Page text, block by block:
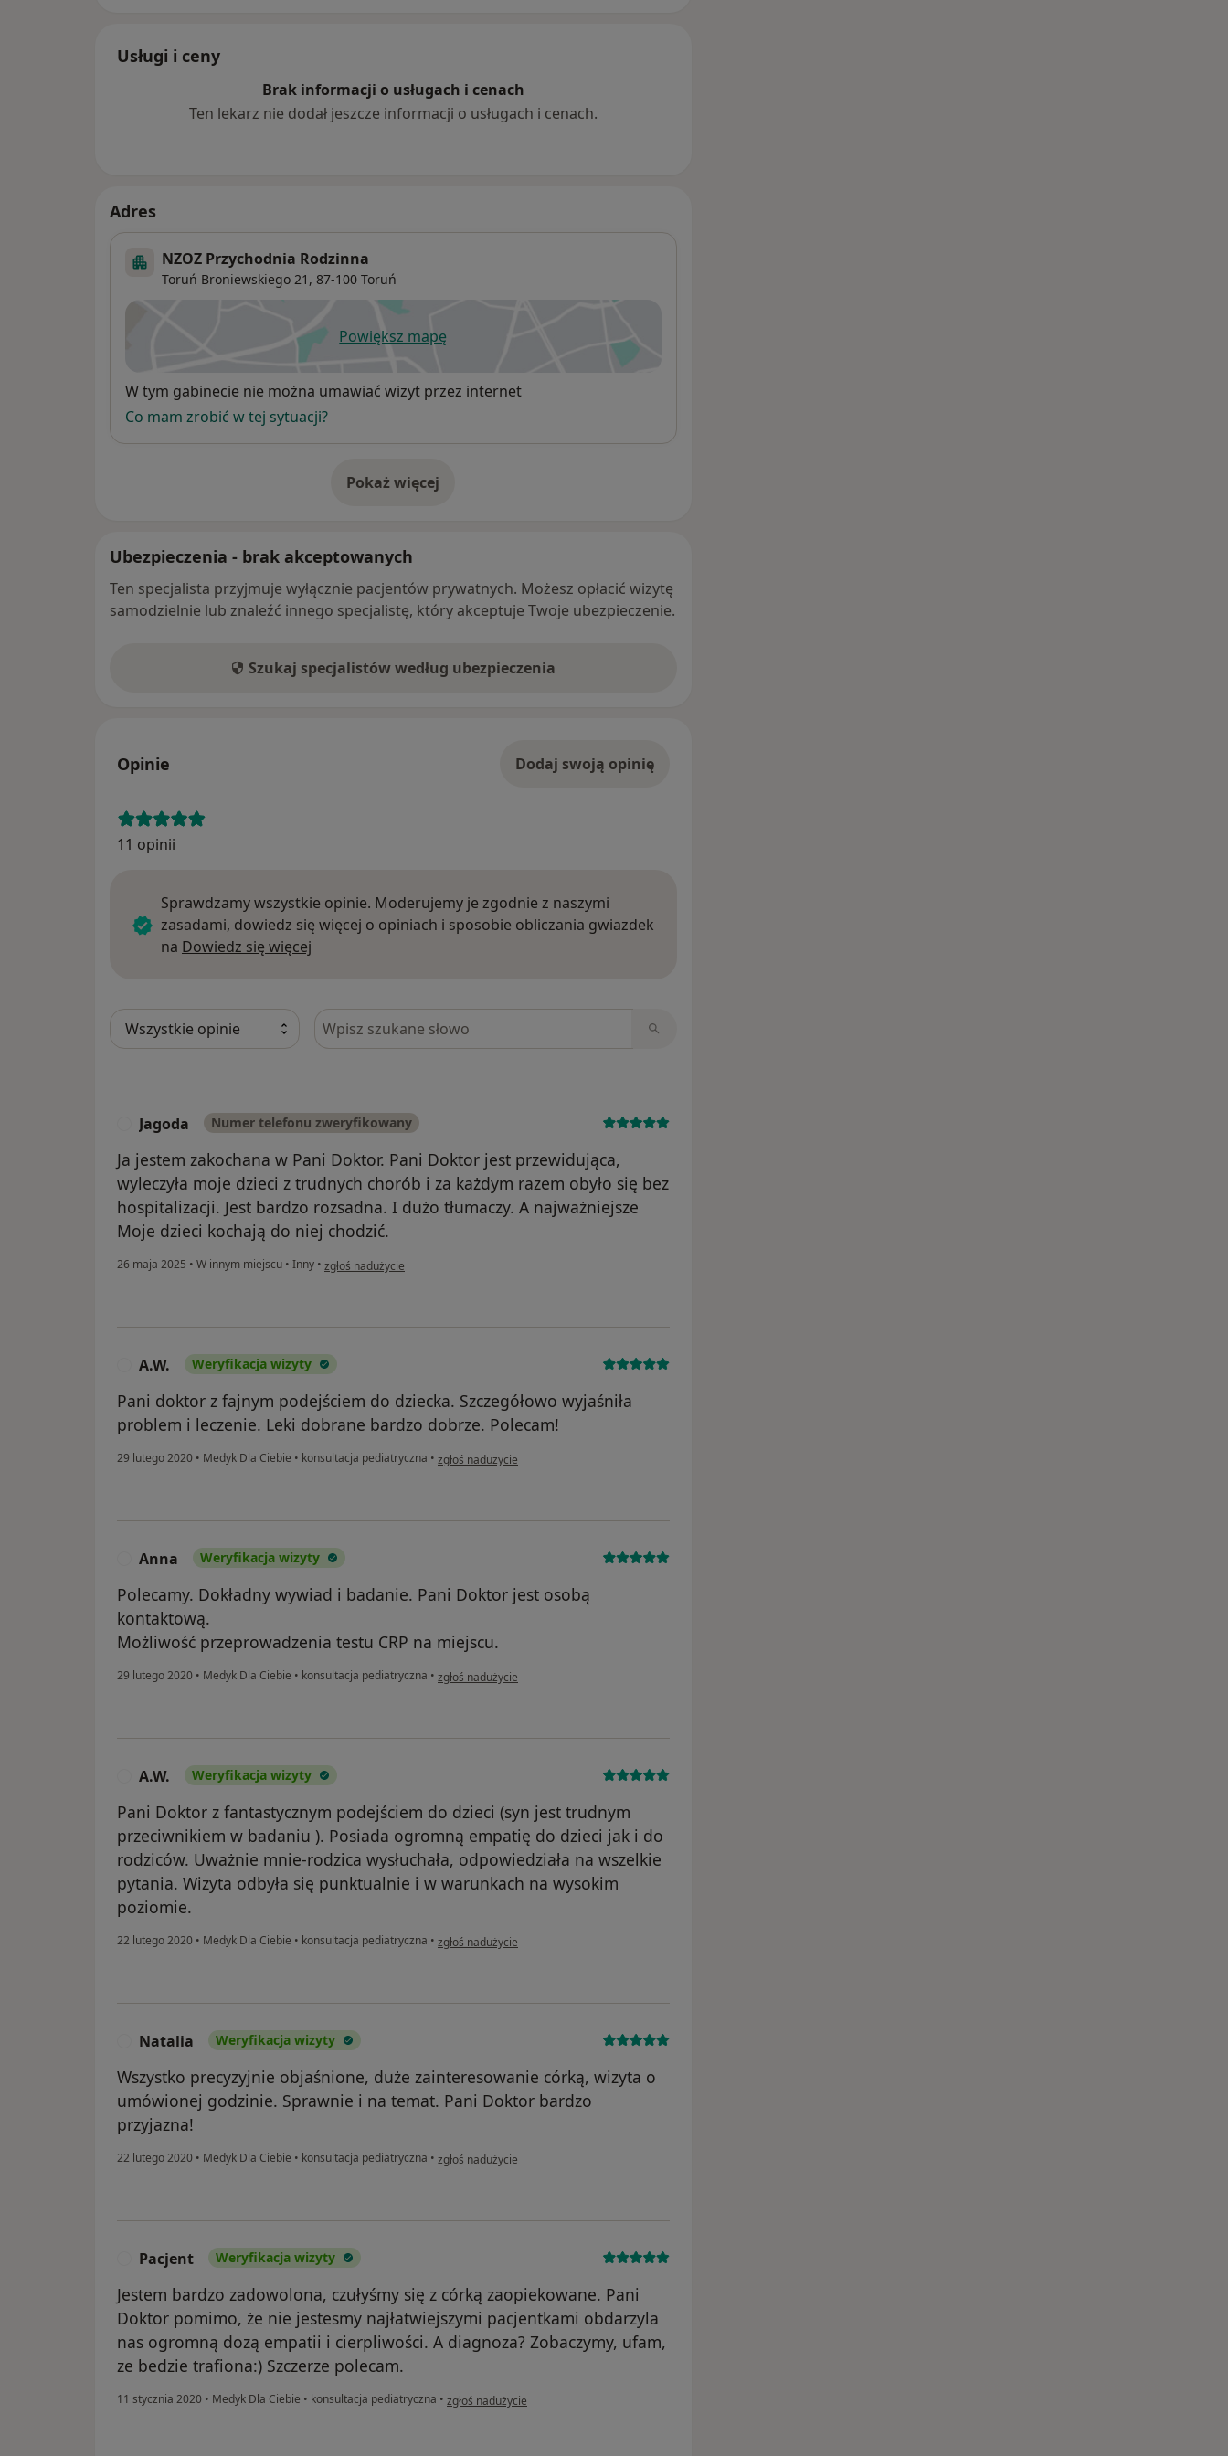
Usługi i ceny
Brak informacji o usługach i cenach
Ten lekarz nie dodał jeszcze informacji o usługach i cenach.
Adres
NZOZ Przychodnia Rodzinna
Toruń Broniewskiego 21, 87-100 Toruń
Powiększ mapęotwiera się w nowej karcie
Dostępność
W tym gabinecie nie można umawiać wizyt przez internet
Co mam zrobić w tej sytuacji?
Pokaż więcej
o adresie
Ubezpieczenia - brak akceptowanych
Ten specjalista przyjmuje wyłącznie pacjentów prywatnych. Możesz opłacić wizytę
samodzielnie lub znaleźć innego specjalistę, który akceptuje Twoje ubezpieczenie.
Szukaj specjalistów według ubezpieczenia
Opinie Dodaj swoją opinię
11 opinii
Sprawdzamy wszystkie opinie. Moderujemy je zgodnie z naszymi
zasadami, dowiedz się więcej o opiniach i sposobie obliczania gwiazdek
na Dowiedz się więcej
Szukaj w opiniach
Jagoda Numer telefonu zweryfikowany
Ja jestem zakochana w Pani Doktor. Pani Doktor jest przewidująca,
wyleczyła moje dzieci z trudnych chorób i za każdym razem obyło się bez
hospitalizacji. Jest bardzo rozsadna. I dużo tłumaczy. A najważniejsze
Moje dzieci kochają do niej chodzić.
26 maja 2025 • W innym miejscu • Inny • w opinii użytkownika Jagoda
zgłoś nadużycie
A.W. Weryfikacja wizyty
Pani doktor z fajnym podejściem do dziecka. Szczegółowo wyjaśniła
problem i leczenie. Leki dobrane bardzo dobrze. Polecam!
29 lutego 2020 • Medyk Dla Ciebie • konsultacja pediatryczna • w opinii użytkownika A.W.
zgłoś nadużycie
Anna Weryfikacja wizyty
Polecamy. Dokładny wywiad i badanie. Pani Doktor jest osobą
kontaktową.
Możliwość przeprowadzenia testu CRP na miejscu.
29 lutego 2020 • Medyk Dla Ciebie • konsultacja pediatryczna • w opinii użytkownika Anna
zgłoś nadużycie
A.W. Weryfikacja wizyty
Pani Doktor z fantastycznym podejściem do dzieci (syn jest trudnym
przeciwnikiem w badaniu ). Posiada ogromną empatię do dzieci jak i do
rodziców. Uważnie mnie-rodzica wysłuchała, odpowiedziała na wszelkie
pytania. Wizyta odbyła się punktualnie i w warunkach na wysokim
poziomie.
22 lutego 2020 • Medyk Dla Ciebie • konsultacja pediatryczna • w opinii użytkownika A.W.
zgłoś nadużycie
Natalia Weryfikacja wizyty
Wszystko precyzyjnie objaśnione, duże zainteresowanie córką, wizyta o
umówionej godzinie. Sprawnie i na temat. Pani Doktor bardzo
przyjazna!
22 lutego 2020 • Medyk Dla Ciebie • konsultacja pediatryczna • w opinii użytkownika Natalia
zgłoś nadużycie
Pacjent Weryfikacja wizyty
Jestem bardzo zadowolona, czułyśmy się z córką zaopiekowane. Pani
Doktor pomimo, że nie jestesmy najłatwiejszymi pacjentkami obdarzyla
nas ogromną dozą empatii i cierpliwości. A diagnoza? Zobaczymy, ufam,
ze bedzie trafiona:) Szczerze polecam.
11 stycznia 2020 • Medyk Dla Ciebie • konsultacja pediatryczna • w opinii użytkownika Pacjent
zgłoś nadużycie